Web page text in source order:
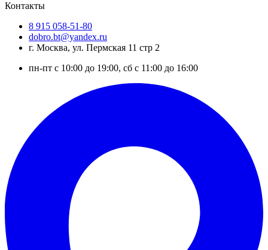
Контакты
8 915 058-51-80
dobro.bt@yandex.ru
г. Москва, ул. Пермская 11 стр 2
пн-пт с 10:00 до 19:00, сб с 11:00 до 16:00